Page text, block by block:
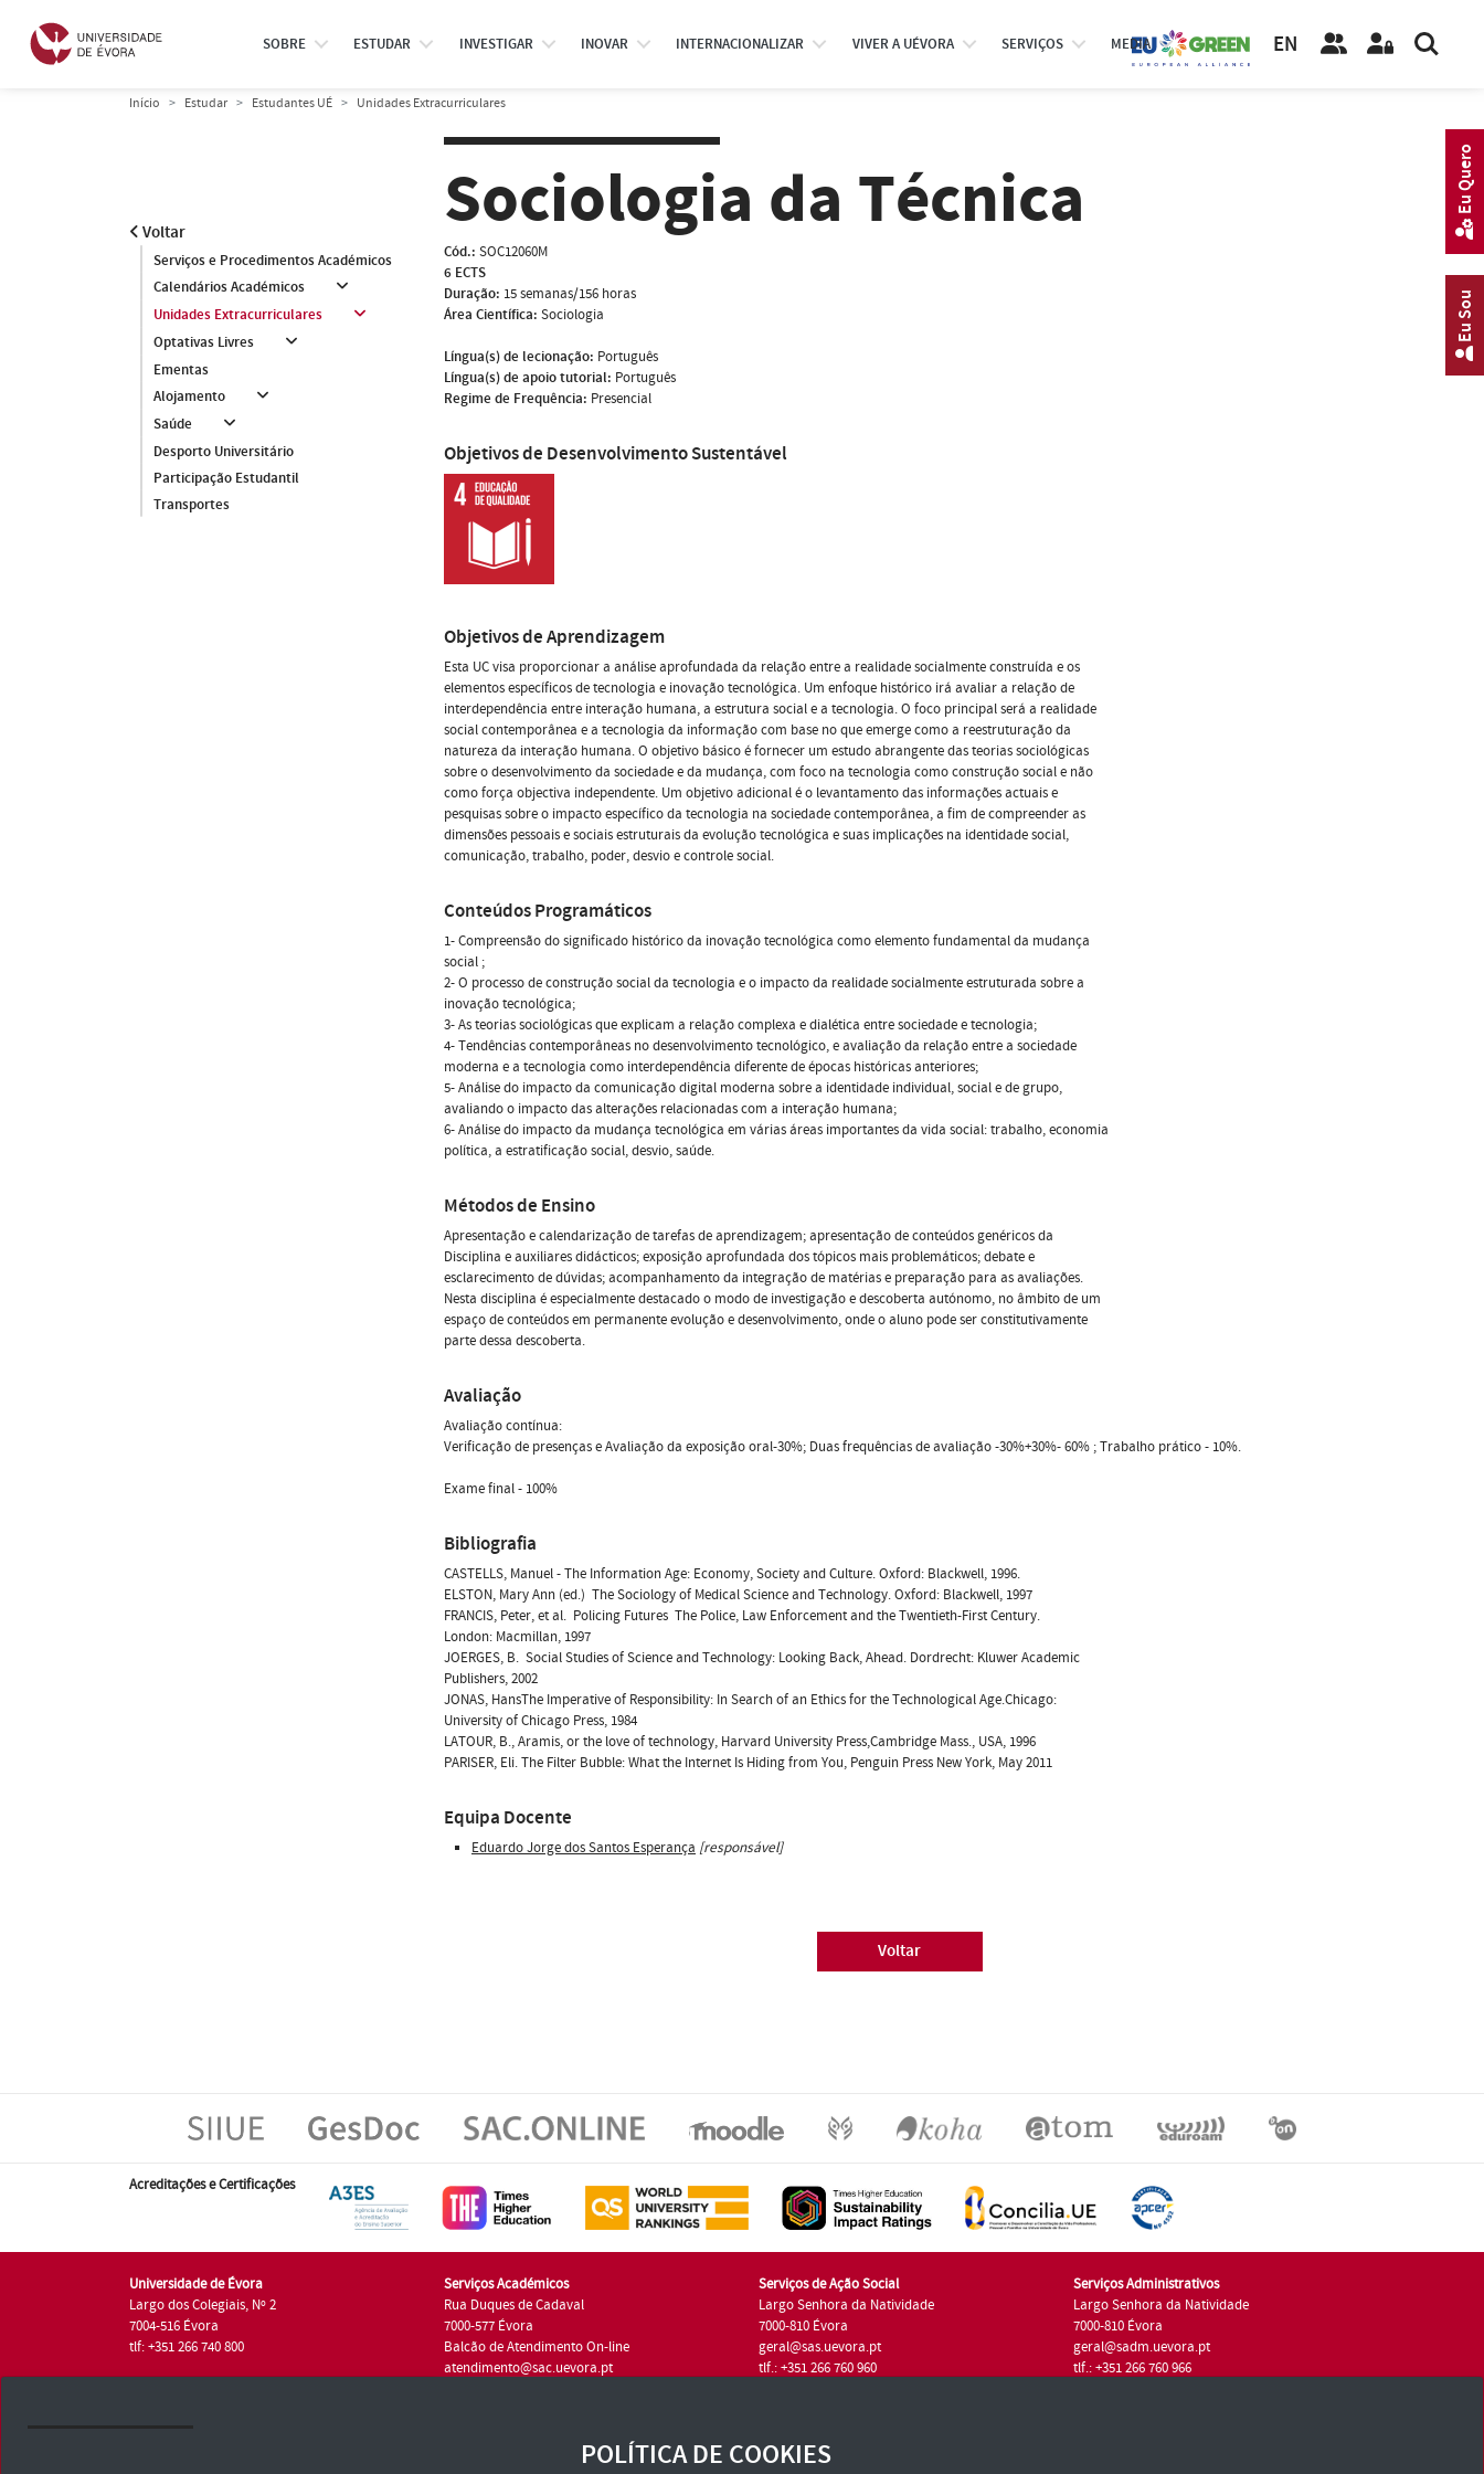
SOBRE ESTUDAR INVESTIGAR INOVAR INTERNACIONALIZAR VIVER A UÉVORA SERVIÇOS MEDIA EN
Início Estudar Estudantes UÉ Unidades Extracurriculares
Voltar
Serviços e Procedimentos Académicos
Calendários Académicos
Unidades Extracurriculares
Optativas Livres
Ementas
Alojamento
Saúde
Desporto Universitário
Participação Estudantil
Transportes
Sociologia da Técnica
Cód.: SOC12060M
6 ECTS
Duração: 15 semanas/156 horas
Área Científica: Sociologia
Língua(s) de lecionação: Português
Língua(s) de apoio tutorial: Português
Regime de Frequência: Presencial
Objetivos de Desenvolvimento Sustentável
Objetivos de Aprendizagem
Esta UC visa proporcionar a análise aprofundada da relação entre a realidade socialmente construída e os
elementos específicos de tecnologia e inovação tecnológica. Um enfoque histórico irá avaliar a relação de
interdependência entre interação humana, a estrutura social e a tecnologia. O foco principal será a realidade
social contemporânea e a tecnologia da informação com base no que emerge como a reestruturação da
natureza da interação humana. O objetivo básico é fornecer um estudo abrangente das teorias sociológicas
sobre o desenvolvimento da sociedade e da mudança, com foco na tecnologia como construção social e não
como força objectiva independente. Um objetivo adicional é o levantamento das informações actuais e
pesquisas sobre o impacto específico da tecnologia na sociedade contemporânea, a fim de compreender as
dimensões pessoais e sociais estruturais da evolução tecnológica e suas implicações na identidade social,
comunicação, trabalho, poder, desvio e controle social.
Conteúdos Programáticos
1- Compreensão do significado histórico da inovação tecnológica como elemento fundamental da mudança
social ;
2- O processo de construção social da tecnologia e o impacto da realidade socialmente estruturada sobre a
inovação tecnológica;
3- As teorias sociológicas que explicam a relação complexa e dialética entre sociedade e tecnologia;
4- Tendências contemporâneas no desenvolvimento tecnológico, e avaliação da relação entre a sociedade
moderna e a tecnologia como interdependência diferente de épocas históricas anteriores;
5- Análise do impacto da comunicação digital moderna sobre a identidade individual, social e de grupo,
avaliando o impacto das alterações relacionadas com a interação humana;
6- Análise do impacto da mudança tecnológica em várias áreas importantes da vida social: trabalho, economia
política, a estratificação social, desvio, saúde.
Métodos de Ensino
Apresentação e calendarização de tarefas de aprendizagem; apresentação de conteúdos genéricos da
Disciplina e auxiliares didácticos; exposição aprofundada dos tópicos mais problemáticos; debate e
esclarecimento de dúvidas; acompanhamento da integração de matérias e preparação para as avaliações.
Nesta disciplina é especialmente destacado o modo de investigação e descoberta autónomo, no âmbito de um
espaço de conteúdos em permanente evolução e desenvolvimento, onde o aluno pode ser constitutivamente
parte dessa descoberta.
Avaliação
Avaliação contínua:
Verificação de presenças e Avaliação da exposição oral-30%; Duas frequências de avaliação -30%+30%- 60% ; Trabalho prático - 10%.
Exame final - 100%
Bibliografia
CASTELLS, Manuel - The Information Age: Economy, Society and Culture. Oxford: Blackwell, 1996.
ELSTON, Mary Ann (ed.)  The Sociology of Medical Science and Technology. Oxford: Blackwell, 1997
FRANCIS, Peter, et al.  Policing Futures  The Police, Law Enforcement and the Twentieth-First Century.
London: Macmillan, 1997
JOERGES, B.  Social Studies of Science and Technology: Looking Back, Ahead. Dordrecht: Kluwer Academic
Publishers, 2002
JONAS, HansThe Imperative of Responsibility: In Search of an Ethics for the Technological Age.Chicago:
University of Chicago Press, 1984
LATOUR, B., Aramis, or the love of technology, Harvard University Press,Cambridge Mass., USA, 1996
PARISER, Eli. The Filter Bubble: What the Internet Is Hiding from You, Penguin Press New York, May 2011
Equipa Docente
Eduardo Jorge dos Santos Esperança [responsável]
Voltar
Acreditações e Certificações
Universidade de Évora
Largo dos Colegiais, Nº 2
7004-516 Évora
tlf: +351 266 740 800
Serviços Académicos
Rua Duques de Cadaval
7000-577 Évora
Balcão de Atendimento On-line
atendimento@sac.uevora.pt
Serviços de Ação Social
Largo Senhora da Natividade
7000-810 Évora
geral@sas.uevora.pt
tlf.: +351 266 760 960
Serviços Administrativos
Largo Senhora da Natividade
7000-810 Évora
geral@sadm.uevora.pt
tlf.: +351 266 760 966
Eu Sou
Eu Quero
POLÍTICA DE COOKIES